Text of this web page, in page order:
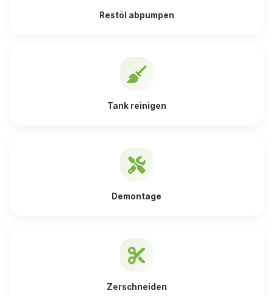
Restöl abpumpen
Tank reinigen
Demontage
Zerschneiden